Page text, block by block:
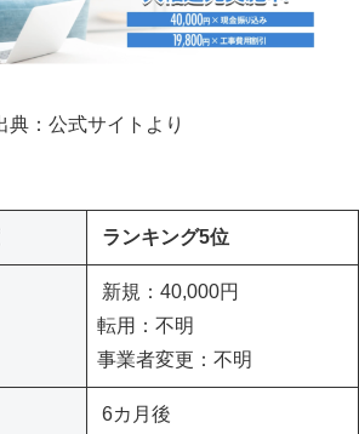
典：公式サイトより
ランキング5位
新規：40,000円
転用：不明
事業者変更：不明
6カ月後